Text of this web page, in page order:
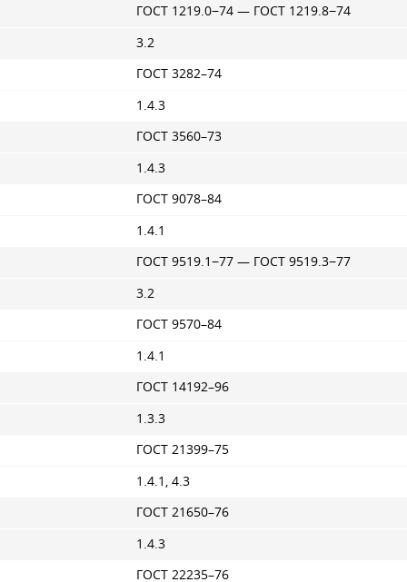
ГОСТ 1219.0−74 — ГОСТ 1219.8−74
3.2
ГОСТ 3282–74
1.4.3
ГОСТ 3560–73
1.4.3
ГОСТ 9078–84
1.4.1
ГОСТ 9519.1−77 — ГОСТ 9519.3−77
3.2
ГОСТ 9570–84
1.4.1
ГОСТ 14192–96
1.3.3
ГОСТ 21399–75
1.4.1, 4.3
ГОСТ 21650–76
1.4.3
ГОСТ 22235–76